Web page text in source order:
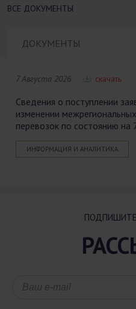
ВСЕ ДОКУМЕНТЫ
ДОКУМЕНТЫ
7 Августа 2026 скачать
ИНФОРМАЦИЯ И АНАЛИТИКА
Сведения о поступлении
изменении
перевозок по состоянию на